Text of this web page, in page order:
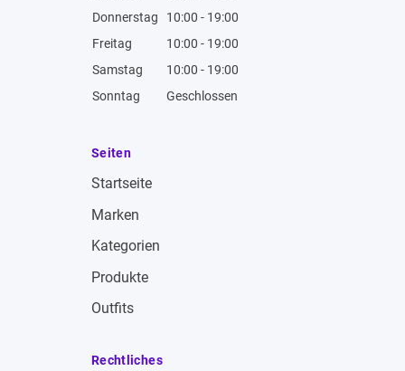
Donnerstag
10:00 - 19:00
Freitag
10:00 - 19:00
Samstag
10:00 - 19:00
Sonntag
Geschlossen
Seiten
Startseite
Marken
Kategorien
Produkte
Outfits
Rechtliches